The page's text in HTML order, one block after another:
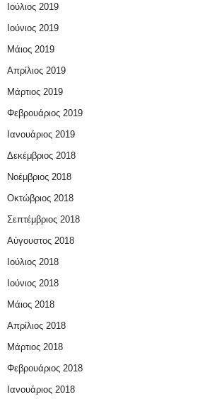
Ιούλιος 2019
Ιούνιος 2019
Μάιος 2019
Απρίλιος 2019
Μάρτιος 2019
Φεβρουάριος 2019
Ιανουάριος 2019
Δεκέμβριος 2018
Νοέμβριος 2018
Οκτώβριος 2018
Σεπτέμβριος 2018
Αύγουστος 2018
Ιούλιος 2018
Ιούνιος 2018
Μάιος 2018
Απρίλιος 2018
Μάρτιος 2018
Φεβρουάριος 2018
Ιανουάριος 2018